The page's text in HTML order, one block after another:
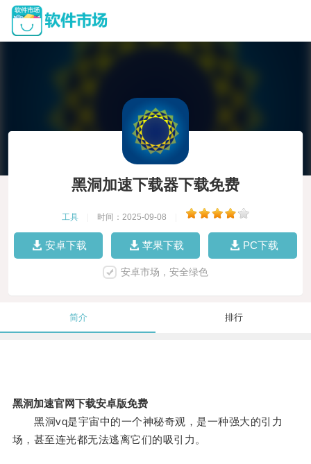
黑洞加速下载器下载免费
工具 时间：2025-09-08
安卓下载 苹果下载 PC下载
安卓市场，安全绿色
简介 排行
黑洞加速官网下载安卓版免费
黑洞vq是宇宙中的一个神秘奇观，是一种强大的引力
场，甚至连光都无法逃离它们的吸引力。